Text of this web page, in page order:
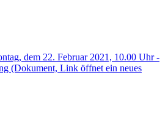
dem 22. Februar 2021, 10.00 Uhr -
(Dokument, Link öffnet ein neues